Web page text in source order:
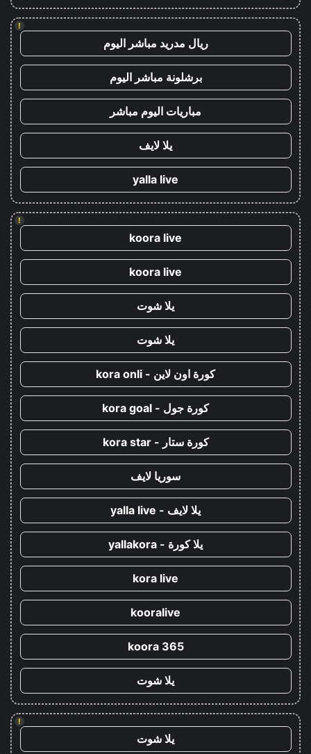
!
ريال مدريد مباشر اليوم
برشلونة مباشر اليوم
مباريات اليوم مباشر
يلا لايف
yalla live
!
koora live
koora live
يلا شوت
يلا شوت
كورة اون لاين - kora onli
كورة جول - kora goal
كورة ستار - kora star
سوريا لايف
يلا لايف - yalla live
يلا كورة - yallakora
kora live
kooralive
koora 365
يلا شوت
!
يلا شوت